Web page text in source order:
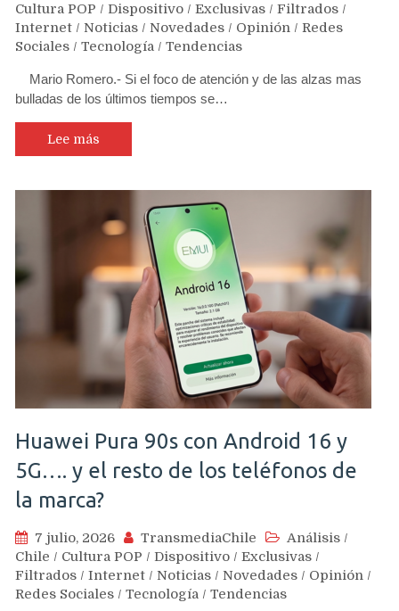
Cultura POP / Dispositivo / Exclusivas / Filtrados /
Internet / Noticias / Novedades / Opinión / Redes
Sociales / Tecnología / Tendencias
Mario Romero.- Si el foco de atención y de las alzas mas
bulladas de los últimos tiempos se…
Lee más
Huawei Pura 90s con Android 16 y
5G…. y el resto de los teléfonos de
la marca?
7 julio, 2026 TransmediaChile Análisis /
Chile / Cultura POP / Dispositivo / Exclusivas /
Filtrados / Internet / Noticias / Novedades / Opinión /
Redes Sociales / Tecnología / Tendencias